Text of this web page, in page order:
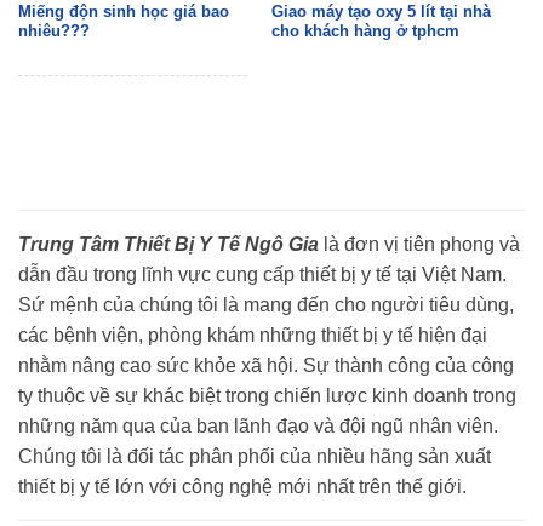
Miếng độn sinh học giá bao
nhiêu???
Giao máy tạo oxy 5 lít tại nhà
cho khách hàng ở tphcm
Trung Tâm Thiết Bị Y Tế Ngô Gia là đơn vị tiên phong và
dẫn đầu trong lĩnh vực cung cấp thiết bị y tế tại Việt Nam.
Sứ mệnh của chúng tôi là mang đến cho người tiêu dùng,
các bệnh viện, phòng khám những thiết bị y tế hiện đại
nhằm nâng cao sức khỏe xã hội. Sự thành công của công
ty thuộc về sự khác biệt trong chiến lược kinh doanh trong
những năm qua của ban lãnh đạo và đội ngũ nhân viên.
Chúng tôi là đối tác phân phối của nhiều hãng sản xuất
thiết bị y tế lớn với công nghệ mới nhất trên thế giới.